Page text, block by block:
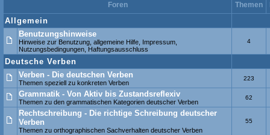
Foren Themen
Allgemein
Benutzungshinweise
Hinweise zur Benutzung, allgemeine Hilfe, Impressum,
Nutzungsbedingungen, Haftungsausschluss
4
Deutsche Verben
Verben - Die deutschen Verben
Themen speziell zu konkreten Verben
223
Grammatik - Von Aktiv bis Zustandsreflexiv
Themen zu den grammatischen Kategorien deutscher Verben
62
Rechtschreibung - Die richtige Schreibung deutscher
Verben
Themen zu orthographischen Sachverhalten deutscher Verben
55